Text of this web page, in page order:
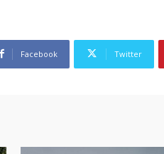
Facebook Twitter